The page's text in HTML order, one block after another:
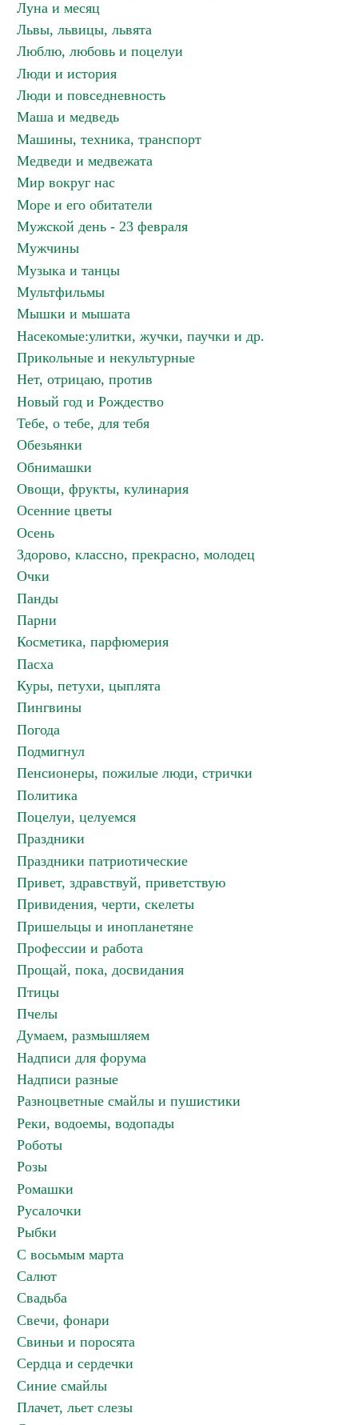
Луна и месяц
Львы, львицы, львята
Люблю, любовь и поцелуи
Люди и история
Люди и повседневность
Маша и медведь
Машины, техника, транспорт
Медведи и медвежата
Мир вокруг нас
Море и его обитатели
Мужской день - 23 февраля
Мужчины
Музыка и танцы
Мультфильмы
Мышки и мышата
Насекомые:улитки, жучки, паучки и др.
Прикольные и некультурные
Нет, отрицаю, против
Новый год и Рождество
Тебе, о тебе, для тебя
Обезьянки
Обнимашки
Овощи, фрукты, кулинария
Осенние цветы
Осень
Здорово, классно, прекрасно, молодец
Очки
Панды
Парни
Косметика, парфюмерия
Пасха
Куры, петухи, цыплята
Пингвины
Погода
Подмигнул
Пенсионеры, пожилые люди, стрички
Политика
Поцелуи, целуемся
Праздники
Праздники патриотические
Привет, здравствуй, приветствую
Привидения, черти, скелеты
Пришельцы и инопланетяне
Профессии и работа
Прощай, пока, досвидания
Птицы
Пчелы
Думаем, размышляем
Надписи для форума
Надписи разные
Разноцветные смайлы и пушистики
Реки, водоемы, водопады
Роботы
Розы
Ромашки
Русалочки
Рыбки
С восьмым марта
Салют
Свадьба
Свечи, фонари
Свиньи и поросята
Сердца и сердечки
Синие смайлы
Плачет, льет слезы